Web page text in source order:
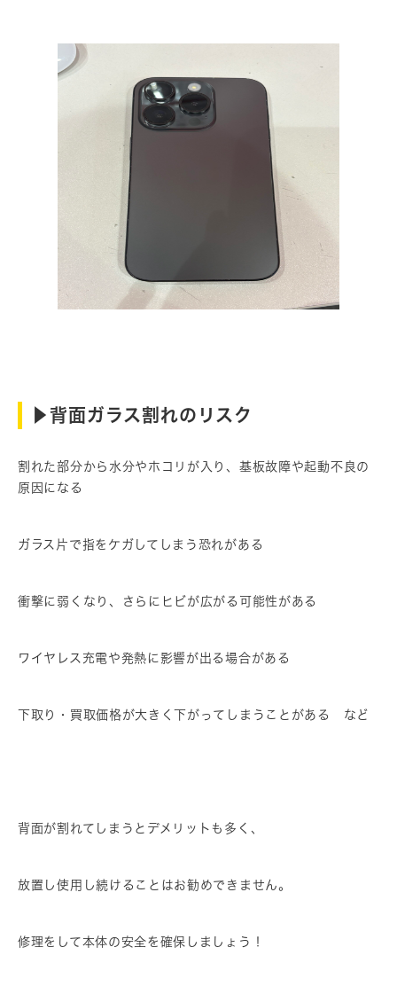
▶︎背面ガラス割れのリスク
割れた部分から水分やホコリが入り、基板故障や起動不良の
原因になる
ガラス片で指をケガしてしまう恐れがある
衝撃に弱くなり、さらにヒビが広がる可能性がある
ワイヤレス充電や発熱に影響が出る場合がある
下取り・買取価格が大きく下がってしまうことがある など
背面が割れてしまうとデメリットも多く、
放置し使用し続けることはお勧めできません。
修理をして本体の安全を確保しましょう！